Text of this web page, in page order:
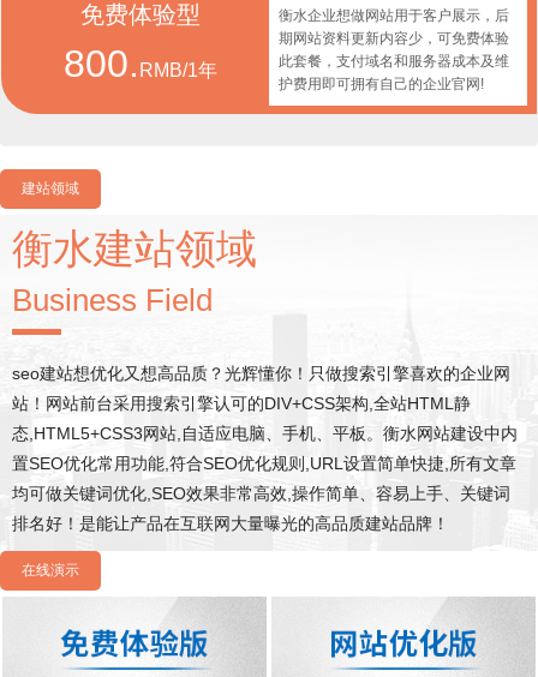
免费体验型
800. RMB/1年
衡水企业想做网站用于客户展示，后
期网站资料更新内容少，可免费体验
此套餐，支付域名和服务器成本及维
护费用即可拥有自己的企业官网!
建站领域
衡水建站领域
Business Field
seo建站想优化又想高品质？光辉懂你！只做搜索引擎喜欢的企业网
站！网站前台采用搜索引擎认可的DIV+CSS架构,全站HTML静
态,HTML5+CSS3网站,自适应电脑、手机、平板。衡水网站建设中内
置SEO优化常用功能,符合SEO优化规则,URL设置简单快捷,所有文章
均可做关键词优化,SEO效果非常高效,操作简单、容易上手、关键词
排名好！是能让产品在互联网大量曝光的高品质建站品牌！
在线演示